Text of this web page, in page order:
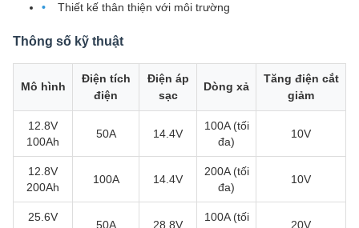
Thiết kế thân thiện với môi trường
Thông số kỹ thuật
Mô hình
Điện tích
điện
Điện áp
sạc
Dòng xả
Tăng điện cắt
giảm
12.8V
100Ah
50A 14.4V
100A (tối
đa)
10V
12.8V
200Ah
100A 14.4V
200A (tối
đa)
10V
25.6V
50A 28.8V
100A (tối
20V